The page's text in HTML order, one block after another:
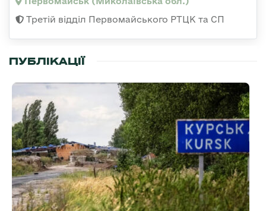
Третій відділ Первомайського РТЦК та СП
ПУБЛІКАЦІЇ